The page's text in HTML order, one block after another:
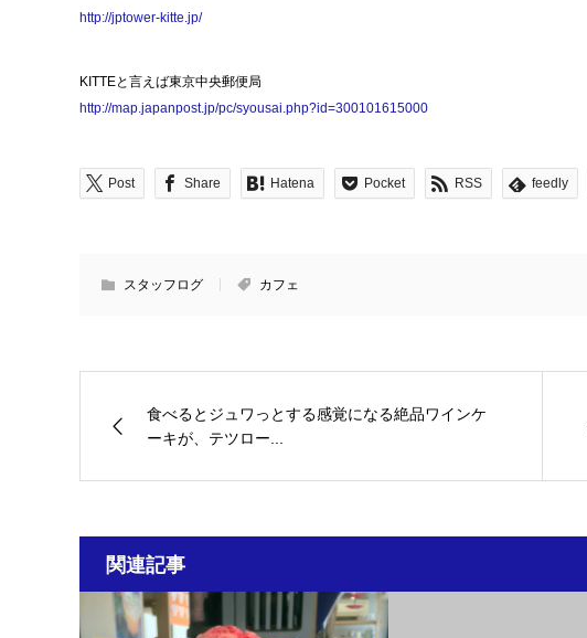
http://jptower-kitte.jp/
KITTEと言えば東京中央郵便局
http://map.japanpost.jp/pc/syousai.php?id=300101615000
Post Share Hatena Pocket RSS feedly
スタッフログ カフェ
食べるとジュワっとする感覚になる絶品ワインケ
ーキが、テツロー...
関連記事